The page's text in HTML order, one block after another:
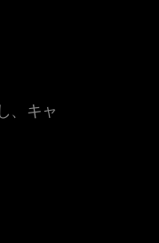
、キャ